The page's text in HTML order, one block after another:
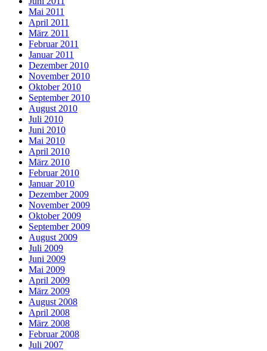
Mai 2011
April 2011
März 2011
Februar 2011
Januar 2011
Dezember 2010
November 2010
Oktober 2010
September 2010
August 2010
Juli 2010
Juni 2010
Mai 2010
April 2010
März 2010
Februar 2010
Januar 2010
Dezember 2009
November 2009
Oktober 2009
September 2009
August 2009
Juli 2009
Juni 2009
Mai 2009
April 2009
März 2009
August 2008
April 2008
März 2008
Februar 2008
Juli 2007